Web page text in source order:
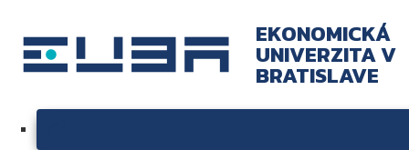
EKONOMICKÁ
UNIVERZITA V
BRATISLAVE